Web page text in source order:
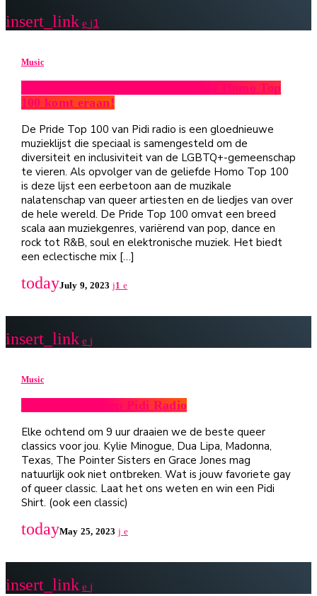
insert_link 1
Music
De Pride Top 100, opvolger van de Homo Top
100 komt eraan!
De Pride Top 100 van Pidi radio is een gloednieuwe
muzieklijst die speciaal is samengesteld om de
diversiteit en inclusiviteit van de LGBTQ+-gemeenschap
te vieren. Als opvolger van de geliefde Homo Top 100
is deze lijst een eerbetoon aan de muzikale
nalatenschap van queer artiesten en de liedjes van over
de hele wereld. De Pride Top 100 omvat een breed
scala aan muziekgenres, variërend van pop, dance en
rock tot R&B, soul en elektronische muziek. Het biedt
een eclectische mix […]
todayJuly 9, 2023 1
insert_link
Music
Queer Classics op Pidi Radio
Elke ochtend om 9 uur draaien we de beste queer
classics voor jou. Kylie Minogue, Dua Lipa, Madonna,
Texas, The Pointer Sisters en Grace Jones mag
natuurlijk ook niet ontbreken. Wat is jouw favoriete gay
of queer classic. Laat het ons weten en win een Pidi
Shirt. (ook een classic)
todayMay 25, 2023
insert_link